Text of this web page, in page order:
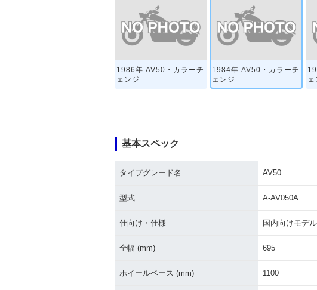
1986年 AV50・カラーチ
ェンジ
1984年 AV50・カラーチ
ェンジ
ェ
基本スペック
タイプグレード名 AV50
型式 A-AV050A
仕向け・仕様 国内向けモデル
全幅 (mm) 695
ホイールベース (mm) 1100